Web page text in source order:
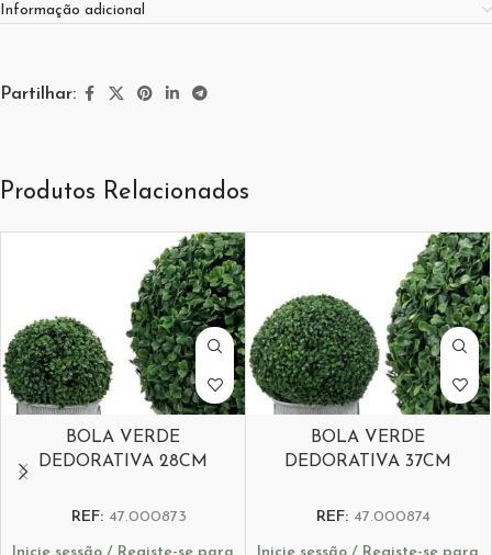
Informação adicional
Partilhar:
Produtos Relacionados
BOLA VERDE
DEDORATIVA 28CM
REF: 47.000873
BOLA VERDE
DEDORATIVA 37CM
REF: 47.000874